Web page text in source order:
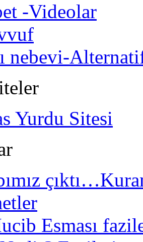
-Videolar
nebevi-
Yurdu Sitesi
Esması